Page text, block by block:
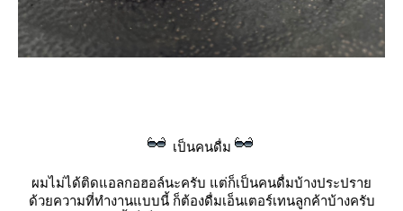
เป็นคนดื่ม
ผมไม่ได้ติดแอลกอฮอล์นะครับ แต่ก็เป็นคนดื่มบ้างประปรา
ด้วยความที่ทำงานแบบนี้ ก็ต้องดื่มเอ็นเตอร์เทนลูกค้าบ้างครับ